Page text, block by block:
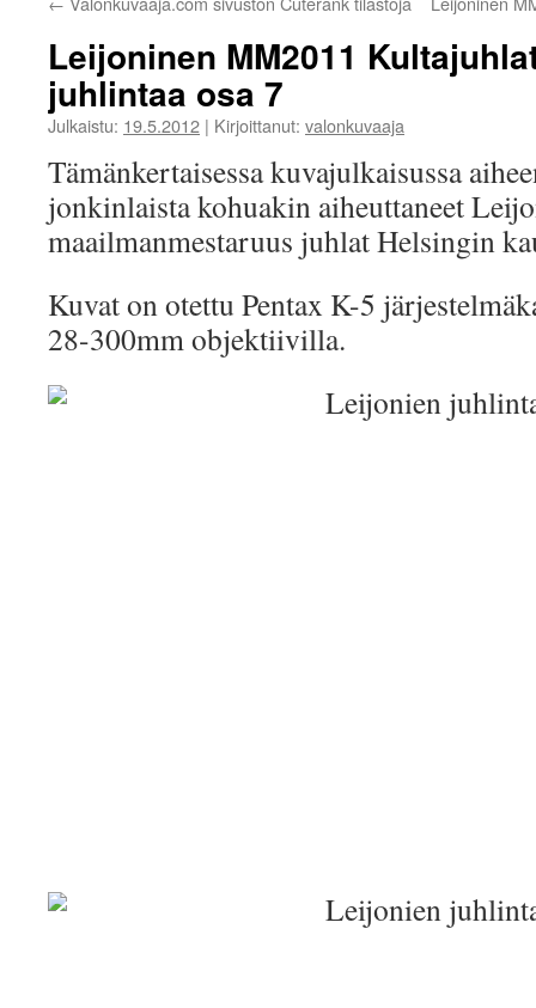
Leijoninen MM2011
juhlintaa osa 7
Julkaistu: 19.5.2012 | Kirjoittanut: valonkuvaaja
Tämänkertaisessa kuvajulkaisussa
jonkinlaista kohuakin aiheuttaneet
maailmanmestaruus juhlat Helsingin
Kuvat on otettu Pentax K-5
28-300mm objektiivilla.